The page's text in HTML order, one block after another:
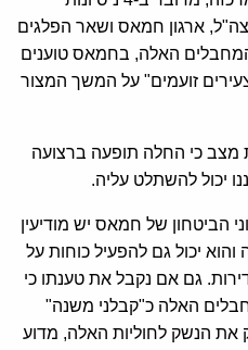
ארגון חמאס ושאר הפלגים
האלה, בחמאס טוענים
זועמים" על המשך המצור
מצב כי החלה תופעה ברצועה
יכול להשתלט עליה.
הביטחון של חמאס יש מודיעין
יכול גם להפעיל כוחות על
גם אם נקבל את טענתו כי
האלה כ"קבלני משנה"
את הנשק לחוליות האלה, מדוע